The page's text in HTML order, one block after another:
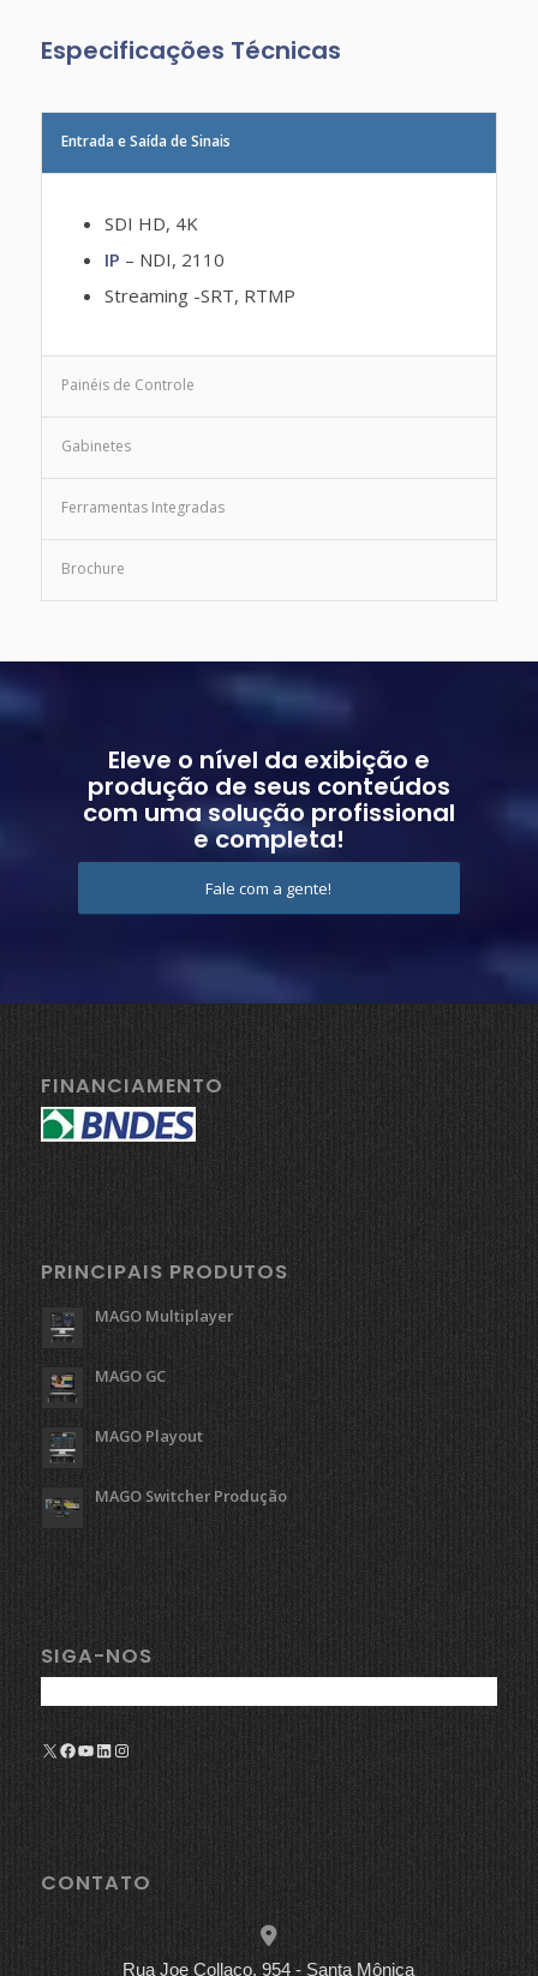
Especificações Técnicas
Entrada e Saída de Sinais
SDI HD, 4K
IP – NDI, 2110
Streaming -SRT, RTMP
Painéis de Controle
Gabinetes
Ferramentas Integradas
Brochure
Eleve o nível da exibição e
produção de seus conteúdos
com uma solução profissional
e completa!
Fale com a gente!
FINANCIAMENTO
PRINCIPAIS PRODUTOS
MAGO Multiplayer
MAGO GC
MAGO Playout
MAGO Switcher Produção
SIGA-NOS
X Facebook
Youtube
LinkedIn
Instagram
CONTATO
Rua Joe Collaço, 954 - Santa Mônica